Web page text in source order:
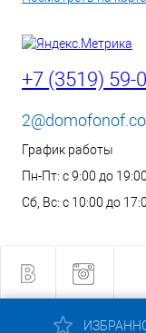
+7 (3519) 59-
График работы
Пн-Пт: с 9:00 до 19:00
Сб, Вс: с 10:00 до